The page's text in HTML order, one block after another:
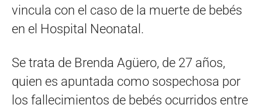
vincula con el caso de la muerte de bebés
en el Hospital Neonatal.
Se trata de Brenda Agüero, de 27 años,
quien es apuntada como sospechosa por
los fallecimientos de bebés ocurridos entre